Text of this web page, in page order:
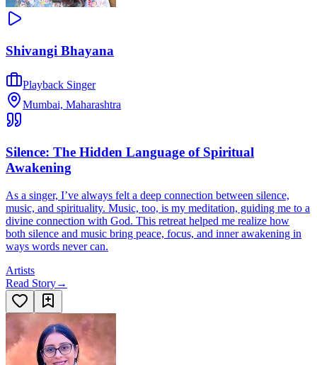
Shivangi Bhayana
Playback Singer
Mumbai, Maharashtra
Silence: The Hidden Language of Spiritual
Awakening
As a singer, I’ve always felt a deep connection between silence,
music, and spirituality. Music, too, is my meditation, guiding me to a
divine connection with God. This retreat helped me realize how
both silence and music bring peace, focus, and inner awakening in
ways words never can.
Artists
Read Story→